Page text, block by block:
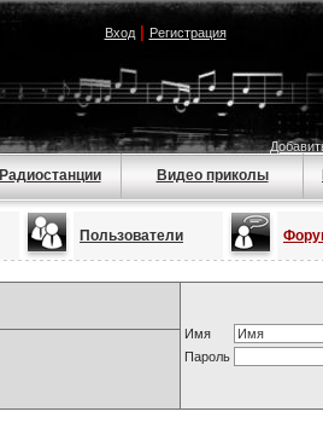
Вход| Регистрация
Радиостанции Видео приколы
Пользователи
Имя
Пароль